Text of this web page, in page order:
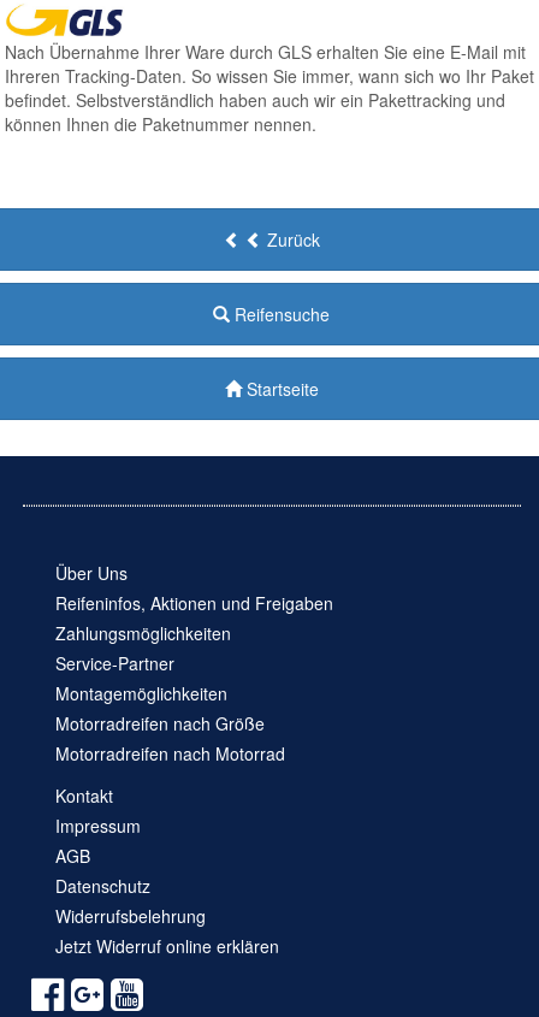
Nach Übernahme Ihrer Ware durch GLS erhalten Sie eine E-Mail mit
Ihreren Tracking-Daten. So wissen Sie immer, wann sich wo Ihr Paket
befindet. Selbstverständlich haben auch wir ein Pakettracking und
können Ihnen die Paketnummer nennen.
Zurück
Reifensuche
Startseite
Über Uns
Reifeninfos, Aktionen und Freigaben
Zahlungsmöglichkeiten
Service-Partner
Montagemöglichkeiten
Motorradreifen nach Größe
Motorradreifen nach Motorrad
Kontakt
Impressum
AGB
Datenschutz
Widerrufsbelehrung
Jetzt Widerruf online erklären